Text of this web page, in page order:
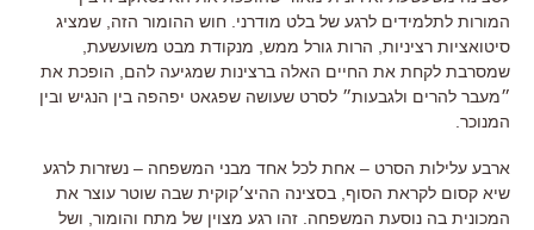
המורות לתלמידים לרגע של בלט מודרני. חוש ההומור הזה, שמציג
סיטואציות רציניות, הרות גורל ממש, מנקודת מבט משועשעת,
שמסרבת לקחת את החיים האלה ברצינות שמגיעה להם, הופכת את
״מעבר להרים ולגבעות״ לסרט שעושה שפגאט יפהפה בין הנגיש ובין
המנוכר.
ארבע עלילות הסרט – אחת לכל אחד מבני המשפחה – נשזרות לרגע
שיא קסום לקראת הסוף, בסצינה ההיצ׳קוקית שבה שוטר עוצר את
המכונית בה נוסעת המשפחה. זהו רגע מצוין של מתח והומור, ושל